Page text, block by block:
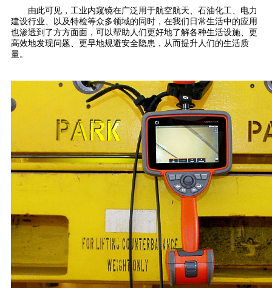
由此可见，工业内窥镜在广泛用于航空航天、石油化工、电力
建设行业、以及特检等众多领域的同时，在我们日常生活中的应用
也渗透到了方方面面，可以帮助人们更好地了解各种生活设施、更
高效地发现问题、更早地规避安全隐患，从而提升人们的生活质
量。